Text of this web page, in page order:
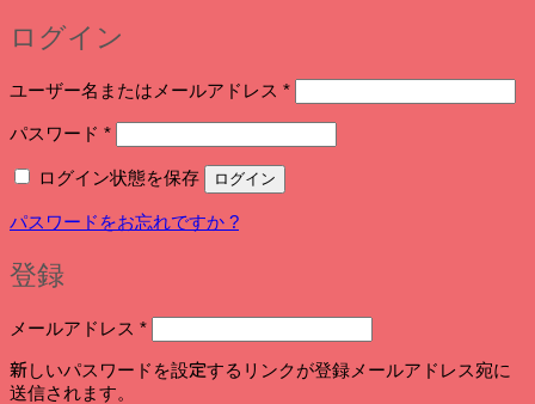
ログイン
ユーザー名またはメールアドレス *必
須
パスワード *必
須
ログイン状態を保存
ログイン
パスワードをお忘れですか ?
登録
メールアドレス *必
須
新しいパスワードを設定するリンクが登録メールアドレス宛に
送信されます。